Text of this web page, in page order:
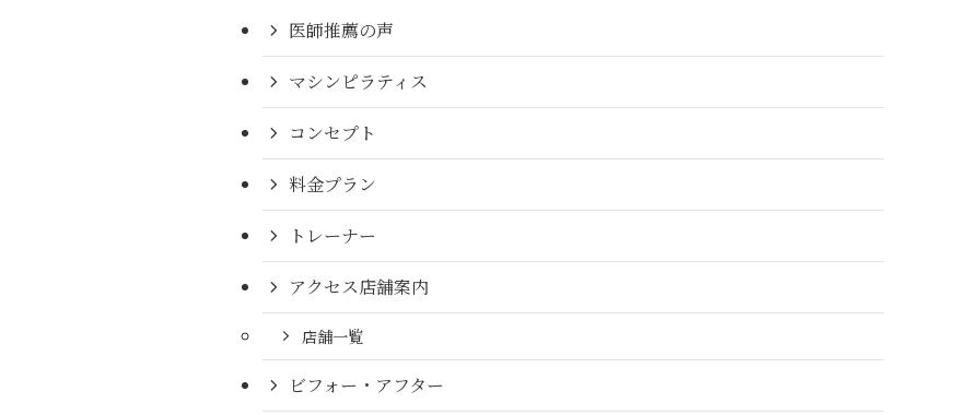
医師推薦の声
マシンピラティス
コンセプト
料金プラン
トレーナー
アクセス店舗案内
店舗一覧
ビフォー・アフター